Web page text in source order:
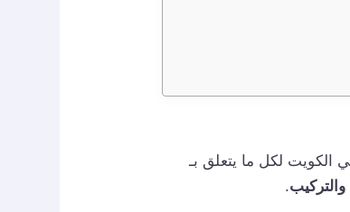
الكويت لكل ما يتعلق بـ
.